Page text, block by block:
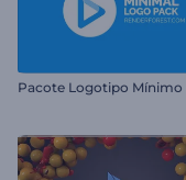
Pacote Logotipo Mínimo